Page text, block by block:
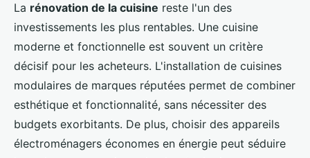
La rénovation de la cuisine reste l'un des
investissements les plus rentables. Une cuisine
moderne et fonctionnelle est souvent un critère
décisif pour les acheteurs. L'installation de cuisines
modulaires de marques réputées permet de combiner
esthétique et fonctionnalité, sans nécessiter des
budgets exorbitants. De plus, choisir des appareils
électroménagers économes en énergie peut séduire